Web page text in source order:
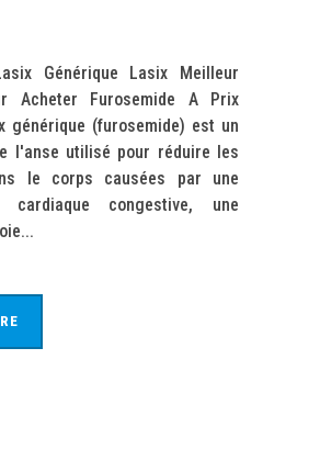
Générique Lasix Meilleur
Acheter Furosemide A Prix
générique (furosemide) est un
l'anse utilisé pour réduire les
le corps causées par une
cardiaque congestive, une